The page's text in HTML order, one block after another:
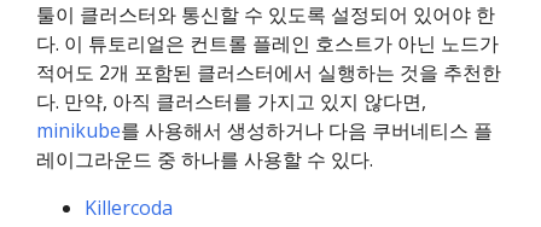
툴이 클러스터와 통신할 수 있도록 설정되어 있어야 한
다. 이 튜토리얼은 컨트롤 플레인 호스트가 아닌 노드가
적어도 2개 포함된 클러스터에서 실행하는 것을 추천한
다. 만약, 아직 클러스터를 가지고 있지 않다면,
minikube를 사용해서 생성하거나 다음 쿠버네티스 플
레이그라운드 중 하나를 사용할 수 있다.
Killercoda